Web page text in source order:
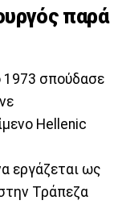
παρά
1973 σπούδασε
Hellenic
εργάζεται ως
Τράπεζα